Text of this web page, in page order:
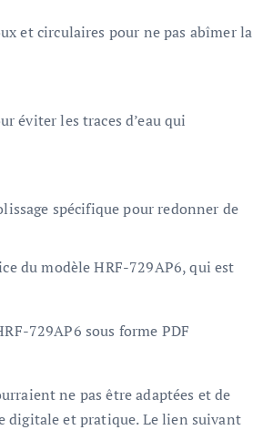
et circulaires pour ne pas abîmer la
éviter les traces d’eau qui
spécifique pour redonner de
du modèle HRF-729AP6, qui est
729AP6 sous forme PDF
ne pas être adaptées et de
digitale et pratique. Le lien suivant